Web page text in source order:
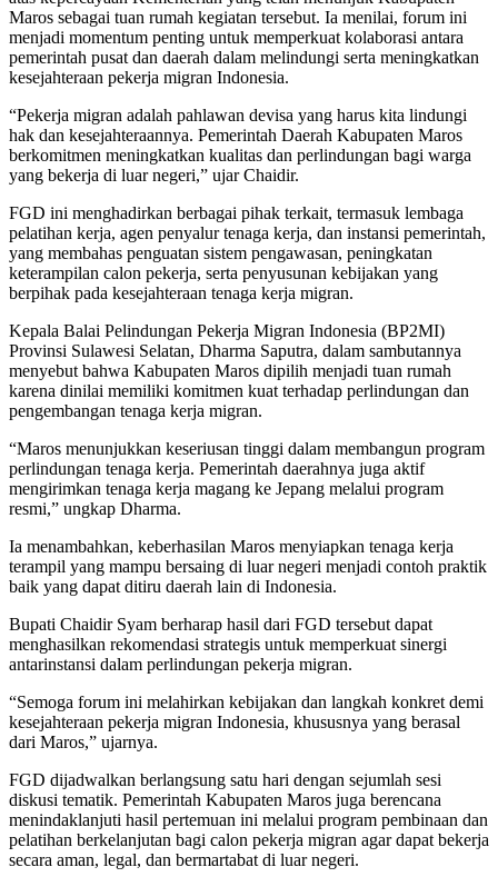
Maros sebagai tuan rumah kegiatan tersebut. Ia menilai, forum ini
menjadi momentum penting untuk memperkuat kolaborasi antara
pemerintah pusat dan daerah dalam melindungi serta meningkatkan
kesejahteraan pekerja migran Indonesia.
“Pekerja migran adalah pahlawan devisa yang harus kita lindungi
hak dan kesejahteraannya. Pemerintah Daerah Kabupaten Maros
berkomitmen meningkatkan kualitas dan perlindungan bagi warga
yang bekerja di luar negeri,” ujar Chaidir.
FGD ini menghadirkan berbagai pihak terkait, termasuk lembaga
pelatihan kerja, agen penyalur tenaga kerja, dan instansi pemerintah,
yang membahas penguatan sistem pengawasan, peningkatan
keterampilan calon pekerja, serta penyusunan kebijakan yang
berpihak pada kesejahteraan tenaga kerja migran.
Kepala Balai Pelindungan Pekerja Migran Indonesia (BP2MI)
Provinsi Sulawesi Selatan, Dharma Saputra, dalam sambutannya
menyebut bahwa Kabupaten Maros dipilih menjadi tuan rumah
karena dinilai memiliki komitmen kuat terhadap perlindungan dan
pengembangan tenaga kerja migran.
“Maros menunjukkan keseriusan tinggi dalam membangun program
perlindungan tenaga kerja. Pemerintah daerahnya juga aktif
mengirimkan tenaga kerja magang ke Jepang melalui program
resmi,” ungkap Dharma.
Ia menambahkan, keberhasilan Maros menyiapkan tenaga kerja
terampil yang mampu bersaing di luar negeri menjadi contoh praktik
baik yang dapat ditiru daerah lain di Indonesia.
Bupati Chaidir Syam berharap hasil dari FGD tersebut dapat
menghasilkan rekomendasi strategis untuk memperkuat sinergi
antarinstansi dalam perlindungan pekerja migran.
“Semoga forum ini melahirkan kebijakan dan langkah konkret demi
kesejahteraan pekerja migran Indonesia, khususnya yang berasal
dari Maros,” ujarnya.
FGD dijadwalkan berlangsung satu hari dengan sejumlah sesi
diskusi tematik. Pemerintah Kabupaten Maros juga berencana
menindaklanjuti hasil pertemuan ini melalui program pembinaan dan
pelatihan berkelanjutan bagi calon pekerja migran agar dapat bekerja
secara aman, legal, dan bermartabat di luar negeri.